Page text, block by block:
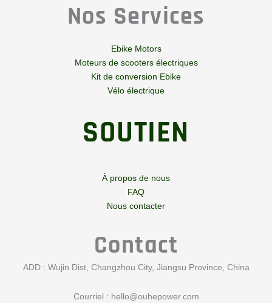
Nos Services
Ebike Motors
Moteurs de scooters électriques
Kit de conversion Ebike
Vélo électrique
SOUTIEN
À propos de nous
FAQ
Nous contacter
Contact
ADD : Wujin Dist, Changzhou City, Jiangsu Province, China
Courriel : hello@ouhepower.com